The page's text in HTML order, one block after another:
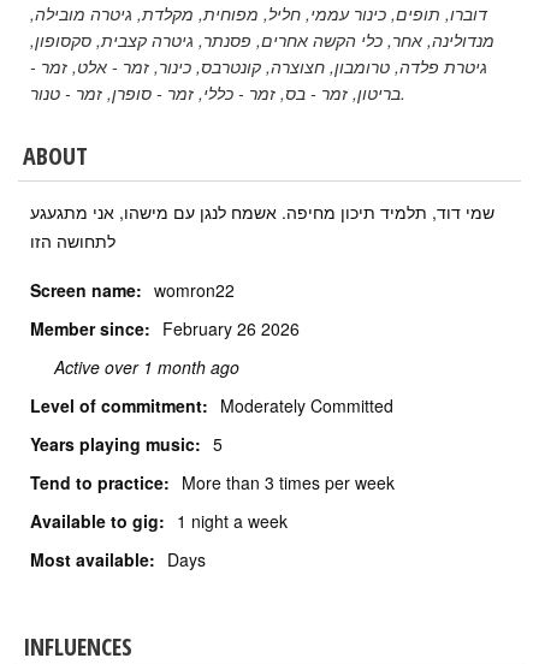
דוברו, תופים, כינור עממי, חליל, מפוחית, מקלדת, גיטרה מובילה,
מנדולינה, אחר, כלי הקשה אחרים, פסנתר, גיטרה קצבית, סקסופון,
גיטרת פלדה, טרומבון, חצוצרה, קונטרבס, כינור, זמר - אלט, זמר -
בריטון, זמר - בס, זמר - כללי, זמר - סופרן, זמר - טנור .
ABOUT
שמי דוד, תלמיד תיכון מחיפה. אשמח לנגן עם מישהו, אני מתגעגע
לתחושה הזו
Screen name: womron22
Member since: February 26 2026
Active over 1 month ago
Level of commitment: Moderately Committed
Years playing music: 5
Tend to practice: More than 3 times per week
Available to gig: 1 night a week
Most available: Days
INFLUENCES